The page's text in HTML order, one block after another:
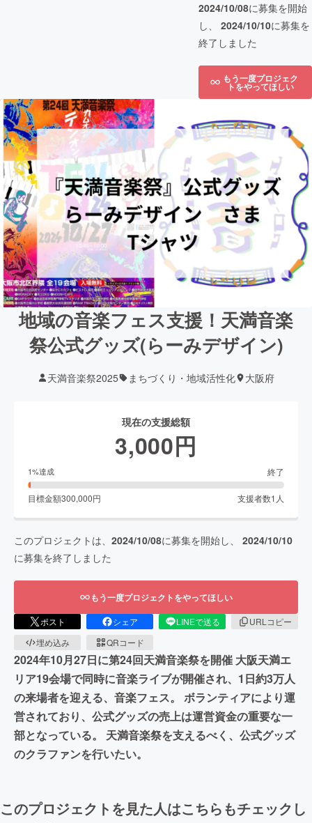
2024/10/08に募集を開始
し、 2024/10/10に募集を
終了しました
もう一度プロジェク
トをやってほしい
地域の音楽フェス支援！天満音楽
祭公式グッズ(らーみデザイン)
天満音楽祭2025 まちづくり・地域活性化 大阪府
現在の支援総額
3,000円
1%達成 終了
目標金額300,000円 支援者数1 人
このプロジェクトは、 2024/10/08に募集を開始し、 2024/10/10
に募集を終了しました
もう一度プロジェクトをやってほしい
ポスト シェア LINEで送る
URLコピー
埋め込み
QRコード
2024年10月27日に第24回天満音楽祭を開催 大阪天満エ
リア19会場で同時に音楽ライブが開催され、1日約3万人
の来場者を迎える、音楽フェス。 ボランティアにより運
営されており、公式グッズの売上は運営資金の重要な一
部となっている。 天満音楽祭を支えるべく、公式グッズ
のクラファンを行いたい。
このプロジェクトを見た人はこちらもチェックし